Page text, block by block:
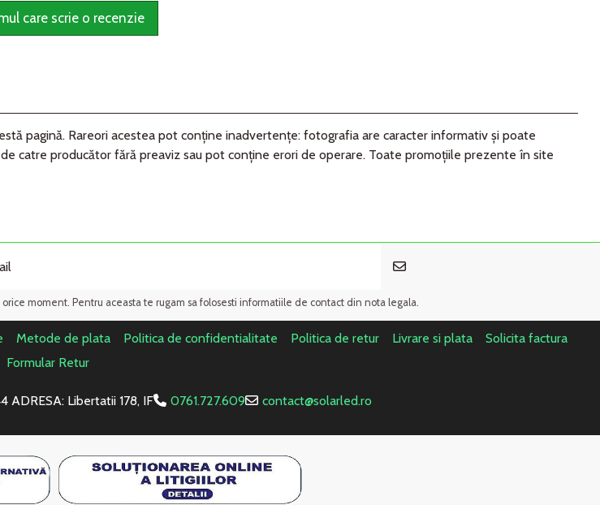
care scrie o recenzie
pagină. Rareori acestea pot conţine inadvertenţe: fotografia are caracter informativ şi poate
catre producător fără preaviz sau pot conţine erori de operare. Toate promoţiile prezente în site
moment. Pentru aceasta te rugam sa folosesti informatiile de contact din nota legala.
Metode de plata Politica de confidentialitate Politica de retur Livrare si plata
Solicita factura
Formular Retur
ADRESA: Libertatii 178, IF 0761.727.609 contact@solarled.ro